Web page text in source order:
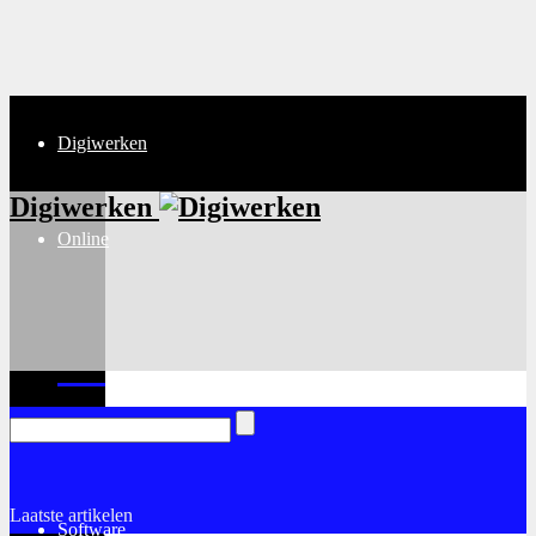
Digiwerken
Online
Software
Digiwerken
Laatste artikelen